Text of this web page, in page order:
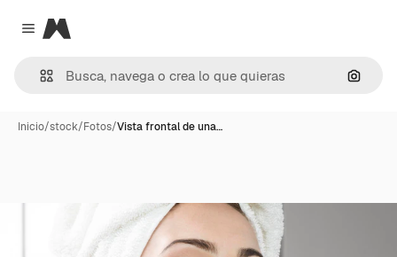
Close menu
Magnific
Inicio/stock/Fotos/Vista frontal de una…